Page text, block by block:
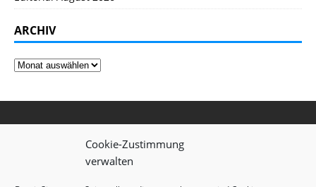
Cookie-Zustimmung
verwalten
ARCHIV